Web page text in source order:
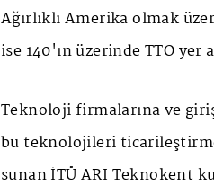
Ağırlıklı Amerika olmak
ise 140'ın üzerinde TTO yer
Teknoloji firmalarına ve
bu teknolojileri
sunan İTÜ ARI Teknokent